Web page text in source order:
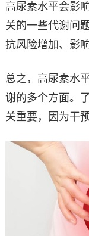
高尿素水平会影
关的一些代谢问
抗风险增加、影
总之，高尿素水
谢的多个方面。
关重要，因为干